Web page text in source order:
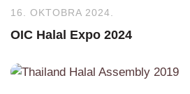
16. OKTOBRA 2024.
OIC Halal Expo 2024